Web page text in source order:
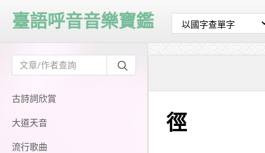
古詩詞欣賞
大道天音
流行歌曲
臺語呼音音樂寶鑑
徑